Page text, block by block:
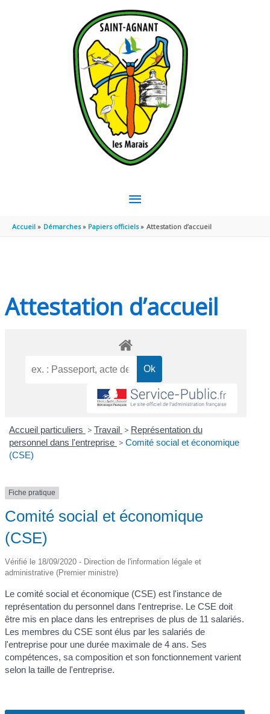
MENU
PRINCIPAL
Accueil Démarches Papiers officiels Attestation d’accueil
Attestation d’accueil
Accueil particuliers > Travail > Représentation du
personnel dans l'entreprise > Comité social et économique
(CSE)
Fiche pratique
Comité social et économique
(CSE)
Vérifié le 18/09/2020 - Direction de l'information légale et
administrative (Premier ministre)
Le comité social et économique (CSE) est l'instance de
représentation du personnel dans l'entreprise. Le CSE doit
être mis en place dans les entreprises de plus de 11 salariés.
Les membres du CSE sont élus par les salariés de
l'entreprise pour une durée maximale de 4 ans. Ses
compétences, sa composition et son fonctionnement varient
selon la taille de l'entreprise.